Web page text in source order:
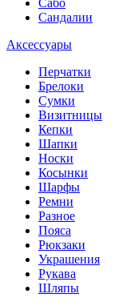
Сабо
Сандалии
Аксессуары
Перчатки
Брелоки
Сумки
Визитницы
Кепки
Шапки
Носки
Косынки
Шарфы
Ремни
Разное
Пояса
Рюкзаки
Украшения
Рукава
Шляпы